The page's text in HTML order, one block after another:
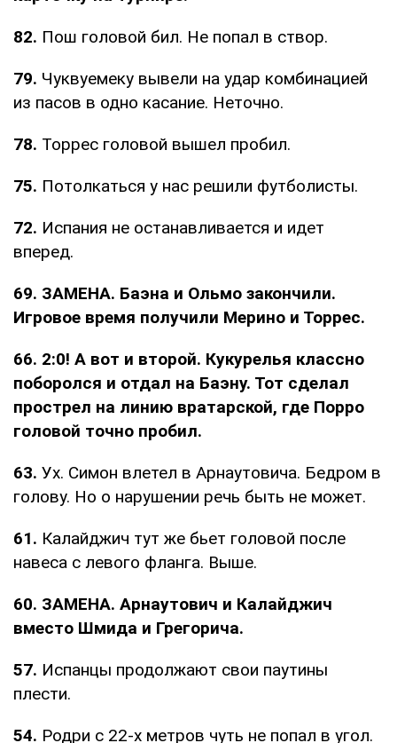
82. Пош головой бил. Не попал в створ.
79. Чуквуемеку вывели на удар комбинацией
из пасов в одно касание. Неточно.
78. Торрес головой вышел пробил.
75. Потолкаться у нас решили футболисты.
72. Испания не останавливается и идет
вперед.
69. ЗАМЕНА. Баэна и Ольмо закончили.
Игровое время получили Мерино и Торрес.
66. 2:0! А вот и второй. Кукурелья классно
поборолся и отдал на Баэну. Тот сделал
прострел на линию вратарской, где Порро
головой точно пробил.
63. Ух. Симон влетел в Арнаутовича. Бедром в
голову. Но о нарушении речь быть не может.
61. Калайджич тут же бьет головой после
навеса с левого фланга. Выше.
60. ЗАМЕНА. Арнаутович и Калайджич
вместо Шмида и Грегорича.
57. Испанцы продолжают свои паутины
плести.
54. Родри с 22-х метров чуть не попал в угол.